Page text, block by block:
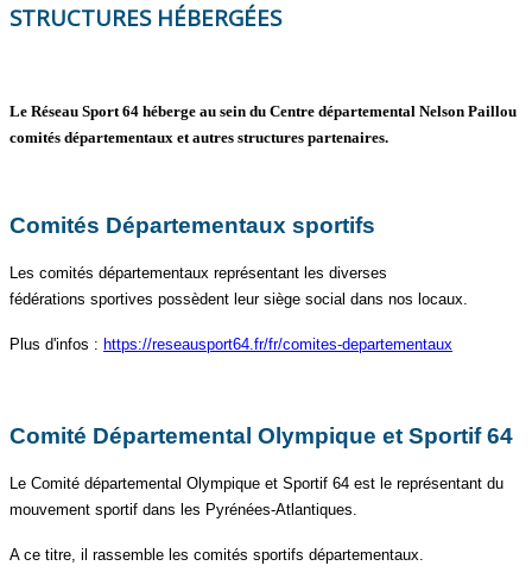
STRUCTURES HÉBERGÉES
Le Réseau Sport 64 héberge au sein du Centre départemental Nelson Paillou
comités départementaux et autres structures partenaires.
Comités Départementaux sportifs
Les comités départementaux représentant les diverses
fédérations sportives possèdent leur siège social dans nos locaux.
Plus d'infos : https://reseausport64.fr/fr/comites-departementaux
Comité Départemental Olympique et Sportif 64
Le Comité départemental Olympique et Sportif 64 est le représentant du
mouvement sportif dans les Pyrénées-Atlantiques.
A ce titre, il rassemble les comités sportifs départementaux.